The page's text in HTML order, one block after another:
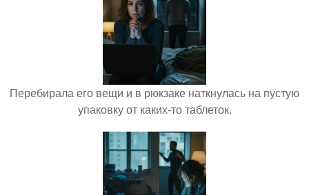
Перебирала его вещи и в рюкзаке наткнулась на пустую
упаковку от каких-то таблеток.